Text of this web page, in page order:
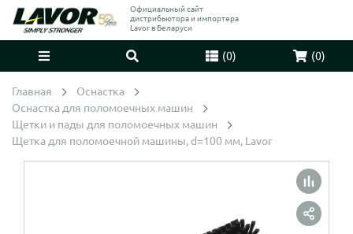
Официальный сайт
дистрибьютора и импортера
Lavor в Беларуси
(0) (0)
Главная
Оснастка
Оснастка для поломоечных машин
Щетки и пады для поломоечных машин
Щетка для поломоечной машины, d=100 мм, Lavor